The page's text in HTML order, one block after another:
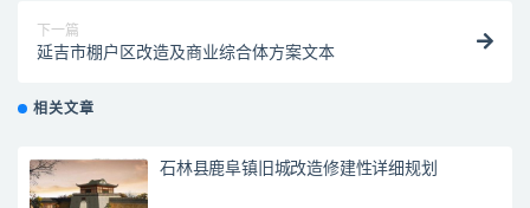
下一篇
延吉市棚户区改造及商业综合体方案文本
相关文章
石林县鹿阜镇旧城改造修建性详细规划